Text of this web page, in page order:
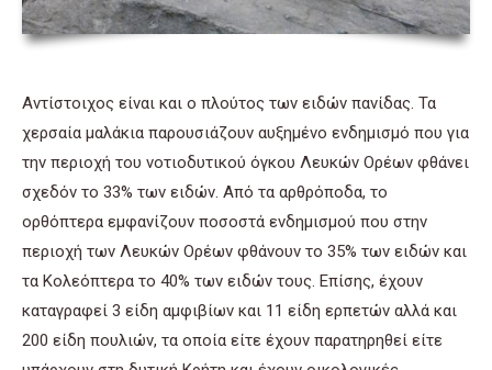
Αντίστοιχος είναι και ο πλούτος των ειδών πανίδας. Τα
χερσαία μαλάκια παρουσιάζουν αυξημένο ενδημισμό που για
την περιοχή του νοτιοδυτικού όγκου Λευκών Ορέων φθάνει
σχεδόν το 33% των ειδών. Από τα αρθρόποδα, το
ορθόπτερα εμφανίζουν ποσοστά ενδημισμού που στην
περιοχή των Λευκών Ορέων φθάνουν το 35% των ειδών και
τα Κολεόπτερα το 40% των ειδών τους. Επίσης, έχουν
καταγραφεί 3 είδη αμφιβίων και 11 είδη ερπετών αλλά και
200 είδη πουλιών, τα οποία είτε έχουν παρατηρηθεί είτε